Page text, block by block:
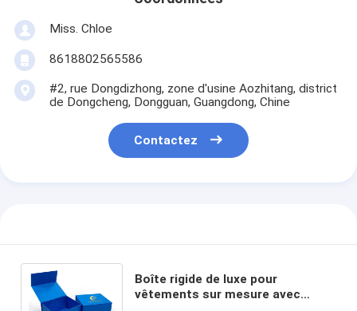
Miss. Chloe
8618802565586
#2, rue Dongdizhong, zone d'usine Aozhitang, district
de Dongcheng, Dongguan, Guangdong, Chine
Contactez
Boîte rigide de luxe pour
vêtements sur mesure avec